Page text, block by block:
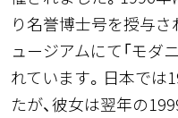
り名誉博士号を授与さ
ュージアムにて「モダ
れています。日本では
たが、彼女は翌年の